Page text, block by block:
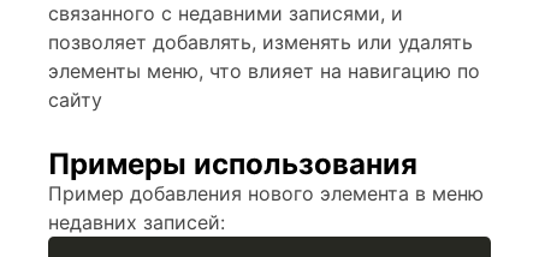
связанного с недавними записями, и
позволяет добавлять, изменять или удалять
элементы меню, что влияет на навигацию по
сайту
Примеры использования
Пример добавления нового элемента в меню
недавних записей: